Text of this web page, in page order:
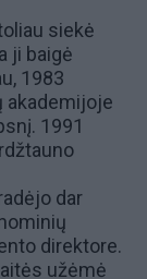
siekė
ji baigė
1983
akademijoje
1991
dar
direktore.
užėmė